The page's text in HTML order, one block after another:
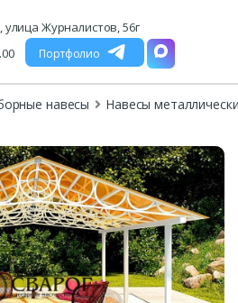
улица Журналистов, 56г
Портфолио
навесы Навесы